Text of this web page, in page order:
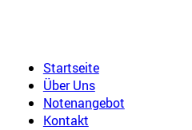
Startseite
Über Uns
Notenangebot
Kontakt